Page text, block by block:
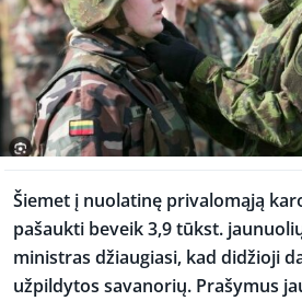
Šiemet į nuolatinę privalomąją
pašaukti beveik 3,9 tūkst.
ministras džiaugiasi, kad didžioji
užpildytos savanorių. Prašymus